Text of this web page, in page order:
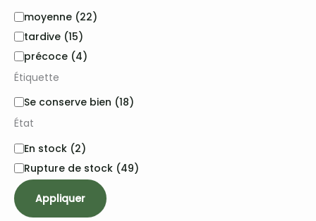
e
F
l
o
r
a
i
s
n
moyenne (22)
tardive (15)
précoce (4)
Étiquette
É
t
i
q
u
e
t
t
e
Se conserve bien (18)
État
É
t
a
t
En stock (2)
Rupture de stock (49)
Appliquer